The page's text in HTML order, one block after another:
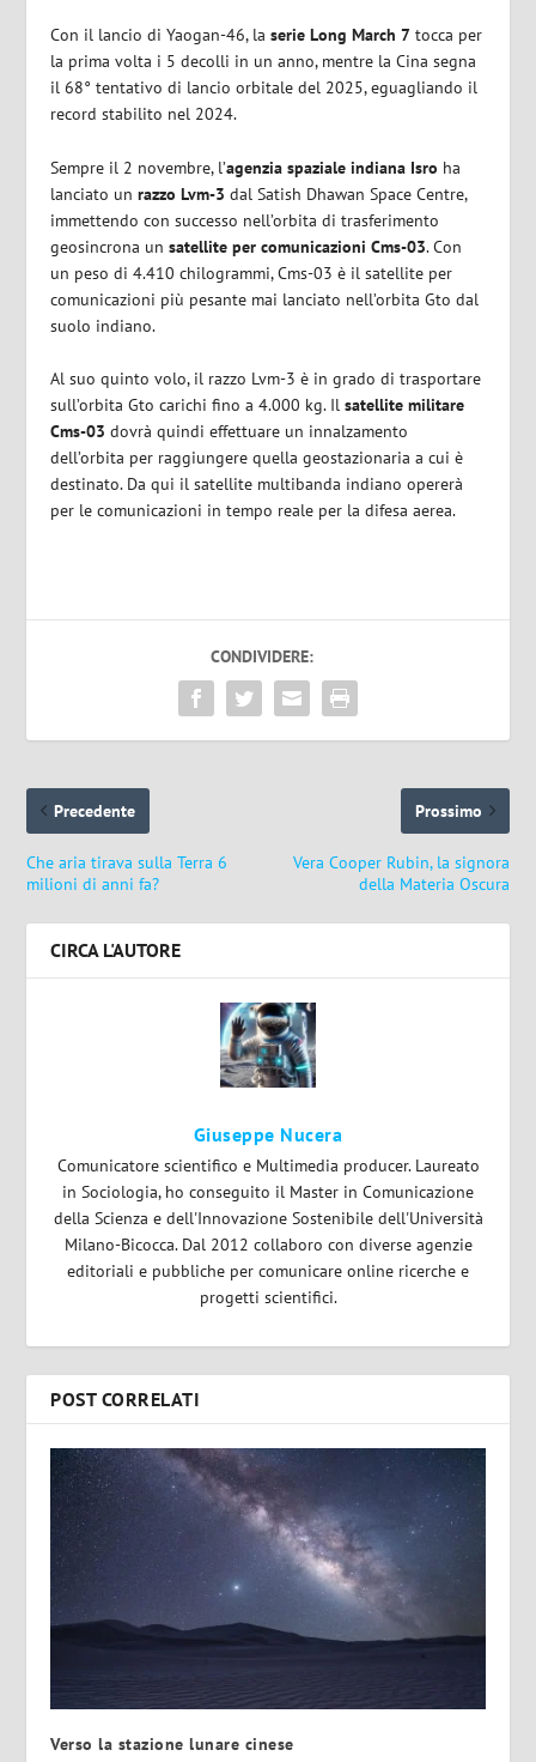
Con il lancio di Yaogan-46, laserie Long March 7 tocca per
la prima volta i 5 decolli in un anno, mentre la Cina segna
il 68° tentativo di lancio orbitale del 2025, eguagliando il
record stabilito nel 2024.
Sempre il 2 novembre, l’agenzia spaziale indiana Isro ha
lanciato unrazzo Lvm-3 dal Satish Dhawan Space Centre,
immettendo con successo nell’orbita di trasferimento
geosincrona unsatellite per comunicazioni Cms-03. Con
un peso di 4.410 chilogrammi, Cms-03 è il satellite per
comunicazioni più pesante mai lanciato nell’orbita Gto dal
suolo indiano.
Al suo quinto volo, il razzo Lvm-3 è in grado di trasportare
sull’orbita Gto carichi fino a 4.000 kg. Ilsatellite militare
Cms-03 dovrà quindi effettuare un innalzamento
dell’orbita per raggiungere quella geostazionaria a cui è
destinato. Da qui il satellite multibanda indiano opererà
per le comunicazioni in tempo reale per la difesa aerea.
CONDIVIDERE:
Precedente
Che aria tirava sulla Terra 6
milioni di anni fa?
Prossimo
Vera Cooper Rubin, la signora
della Materia Oscura
CIRCA L'AUTORE
Giuseppe Nucera
Comunicatore scientifico e Multimedia producer. Laureato
in Sociologia, ho conseguito il Master in Comunicazione
della Scienza e dell'Innovazione Sostenibile dell'Università
Milano-Bicocca. Dal 2012 collaboro con diverse agenzie
editoriali e pubbliche per comunicare online ricerche e
progetti scientifici.
POST CORRELATI
Verso la stazione lunare cinese